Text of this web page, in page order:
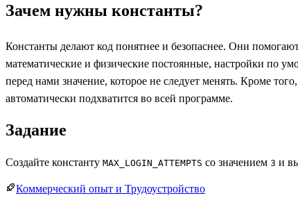
Зачем нужны константы?
Константы делают код понятнее и безопаснее. Они
математические и физические постоянные, настройки по
перед нами значение, которое не следует менять. Кроме
автоматически подхватится во всей программе.
Задание
Создайте константу MAX_LOGIN_ATTEMPTS со значением 3 и
Коммерческий опыт и Трудоустройство